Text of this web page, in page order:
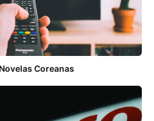
Coreanas